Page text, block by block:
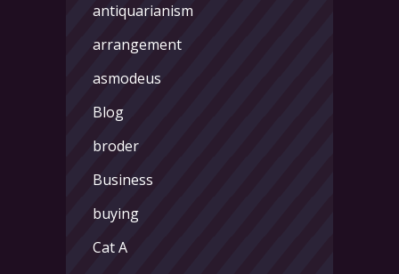
antiquarianism
arrangement
asmodeus
Blog
broder
Business
buying
Cat A